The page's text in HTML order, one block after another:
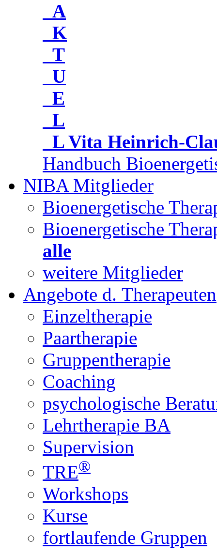
A
K
T
U
E
L
LVita Heinrich-
Handbuch
NIBA Mitglieder
Bioenergetische
Bioenergetische
alle
weitere Mitglieder
Angebote d. Therapeuten
Einzeltherapie
Paartherapie
Gruppentherapie
Coaching
psychologische
Lehrtherapie BA
Supervision
TRE®
Workshops
Kurse
fortlaufende Gruppen